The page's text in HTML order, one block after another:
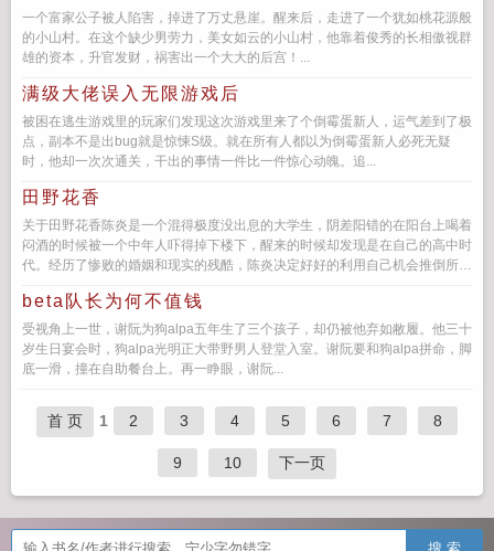
一个富家公子被人陷害，掉进了万丈悬崖。醒来后，走进了一个犹如桃花源般
的小山村。在这个缺少男劳力，美女如云的小山村，他靠着俊秀的长相傲视群
雄的资本，升官发财，祸害出一个大大的后宫！...
满级大佬误入无限游戏后
被困在逃生游戏里的玩家们发现这次游戏里来了个倒霉蛋新人，运气差到了极
点，副本不是出bug就是惊悚S级。就在所有人都以为倒霉蛋新人必死无疑
时，他却一次次通关，干出的事情一件比一件惊心动魄。追...
田野花香
关于田野花香陈炎是一个混得极度没出息的大学生，阴差阳错的在阳台上喝着
闷酒的时候被一个中年人吓得掉下楼下，醒来的时候却发现是在自己的高中时
代。经历了惨败的婚姻和现实的残酷，陈炎决定好好的利用自己机会推倒所有
beta队长为何不值钱
受视角上一世，谢阮为狗alpa五年生了三个孩子，却仍被他弃如敝履。他三十
岁生日宴会时，狗alpa光明正大带野男人登堂入室。谢阮要和狗alpa拼命，脚
底一滑，撞在自助餐台上。再一睁眼，谢阮...
首 页 1 2 3 4 5 6 7 8
9 10 下一页